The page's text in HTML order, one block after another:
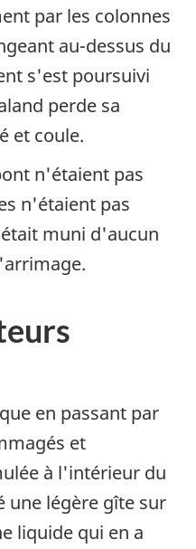
par les colonnes
au-dessus du
s'est poursuivi
perde sa
et coule.
n'étaient pas
n'étaient pas
muni d'aucun
en passant par
et
à l'intérieur du
une légère gîte sur
liquide qui en a